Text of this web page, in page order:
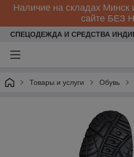
Наличие на складах
сайте БЕЗ
СПЕЦОДЕЖДА И СРЕДСТВА
Товары и услуги Обувь